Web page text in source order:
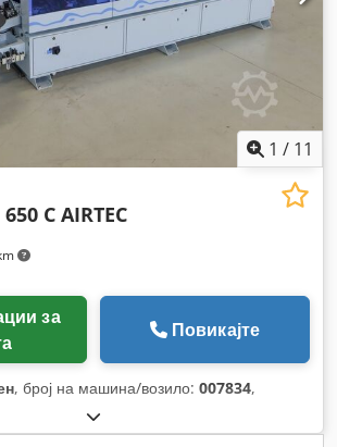
1 / 11
C AIRTEC
Повикајте
, број на машина/возило: 007834,